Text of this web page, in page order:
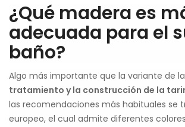
¿Qué madera es
adecuada para el
baño?
Algo más importante que la variante de
tratamiento y la construcción de la
las recomendaciones más habituales se
europeo, el cual admite diferentes